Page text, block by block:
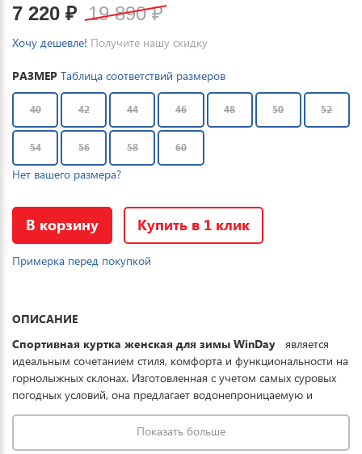
7 220 ₽ 19 890₽
Хочу дешевле! Получите нашу скидку
РАЗМЕР Таблица соответствий размеров
40 42 44 46 48 50 52
54 56 58 60
Нет вашего размера?
В корзину Купить в 1 клик
Примерка перед покупкой
ОПИСАНИЕ
Спортивная куртка женская для зимы WinDay
является
идеальным сочетанием стиля, комфорта и функциональности на
горнолыжных склонах. Изготовленная с учетом самых суровых
погодных условий, она предлагает водонепроницаемую и
ветрозащитную защиту благодаря специально обработанной
ткани и водонепроницаемой мембране. Утеплитель Imitation silk
cotton с плотностью 160 г/кв.м. гарантирует сохранение тепла
Показать больше